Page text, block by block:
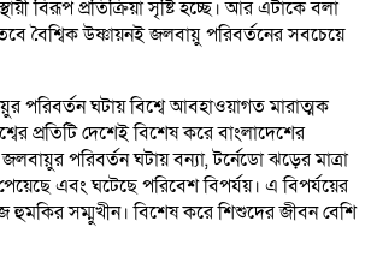
বিরূপ প্রতিক্রিয়া সৃষ্টি হচ্ছে। আর এটাকে বলা
বৈশ্বিক উষ্ণায়নই জলবায়ু পরিবর্তনের সবচেয়ে
পরিবর্তন ঘটায় বিশ্বে আবহাওয়াগত মারাত্মক
প্রতিটি দেশেই বিশেষ করে বাংলাদেশের
পরিবর্তন ঘটায় বন্যা, টর্নেডো ঝড়ের মাত্রা
এবং ঘটেছে পরিবেশ বিপর্যয়। এ বিপর্যয়ের
সম্মুখীন। বিশেষ করে শিশুদের জীবন বেশি